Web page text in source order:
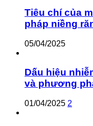
Tiêu chí của
pháp niềng
05/04/2025
Dấu hiệu
và phương
01/04/2025 2